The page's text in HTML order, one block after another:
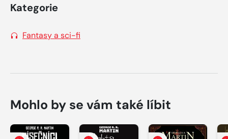
Kategorie
Fantasy a sci-fi
Mohlo by se vám také líbit